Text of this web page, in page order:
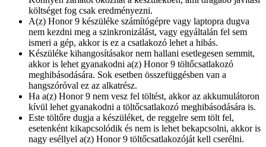
költséget fog csak eredményezni.
A(z) Honor 9 készüléke számítógépre vagy laptopra dugva
nem kezdni meg a szinkronizálást, vagy egyáltalán fel sem
ismeri a gép, akkor is ez a csatlakozó lehet a hibás.
Készüléke kihangosításakor nem hallani esetlegesen semmit,
akkor is lehet gyanakodni a(z) Honor 9 töltőcsatlakozó
meghibásodására. Sok esetben összefüggésben van a
hangszóróval ez az alkatrész.
Ha a(z) Honor 9 nem vesz fel töltést, akkor az akkumulátoron
kívül lehet gyanakodni a töltőcsatlakozó meghibásodására is.
Este töltőre dugja a készüléket, de reggelre sem tölt fel,
esetenként kikapcsolódik és nem is lehet bekapcsolni, akkor is
nagy eséllyel a(z) Honor 9 töltőcsatlakozóját kell cserélni.